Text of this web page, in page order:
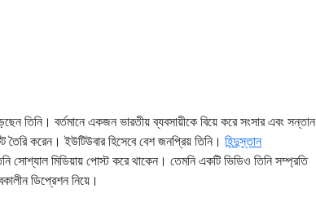
তিনি। বর্তমানে একজন ভারতীয় ব্যবসায়ীকে বিয়ে করে সংসার এবং সন্তান
তৈরি করেন। ইউটিউবার হিসেবে বেশ জনপ্রিয় তিনি। হিন্দুস্তান
সোশ্যাল মিডিয়ায় পোস্ট করে থাকেন। তেমনি একটি ভিডিও তিনি সম্প্রতি
ডিপ্রেশন নিয়ে।